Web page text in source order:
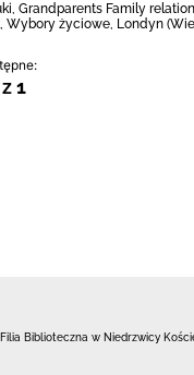
Grandparents Family
Wybory życiowe, Londyn
1
Filia Biblioteczna w Niedrzwicy